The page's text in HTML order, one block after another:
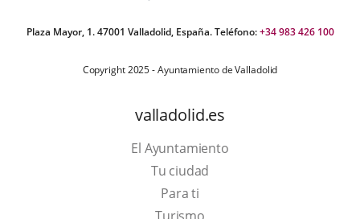
Plaza Mayor, 1. 47001 Valladolid, España. Teléfono:+34 983 426 100
Copyright 2025 - Ayuntamiento de Valladolid
valladolid.es
El Ayuntamiento
Tu ciudad
Para ti
Este